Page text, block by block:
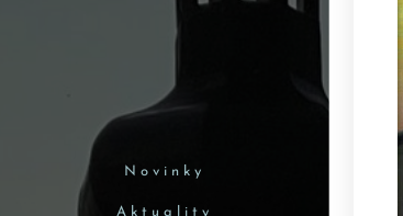
Novinky
Aktuality